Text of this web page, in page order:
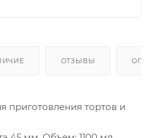
ОТЗЫВЫ
приготовления тортов и